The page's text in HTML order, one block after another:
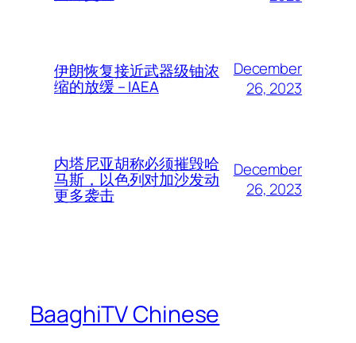
伊朗恢复接近武器级铀浓
缩的放缓 – IAEA
December
26, 2023
内塔尼亚胡称必须摧毁哈
马斯，以色列对加沙发动
更多袭击
December
26, 2023
BaaghiTV Chinese